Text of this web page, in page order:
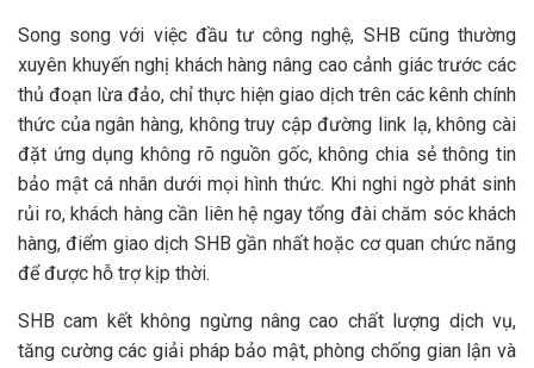
Song song với việc đầu tư công nghệ, SHB cũng thường
xuyên khuyến nghị khách hàng nâng cao cảnh giác trước các
thủ đoạn lừa đảo, chỉ thực hiện giao dịch trên các kênh chính
thức của ngân hàng, không truy cập đường link lạ, không cài
đặt ứng dụng không rõ nguồn gốc, không chia sẻ thông tin
bảo mật cá nhân dưới mọi hình thức. Khi nghi ngờ phát sinh
rủi ro, khách hàng cần liên hệ ngay tổng đài chăm sóc khách
hàng, điểm giao dịch SHB gần nhất hoặc cơ quan chức năng
để được hỗ trợ kịp thời.
SHB cam kết không ngừng nâng cao chất lượng dịch vụ,
tăng cường các giải pháp bảo mật, phòng chống gian lận và